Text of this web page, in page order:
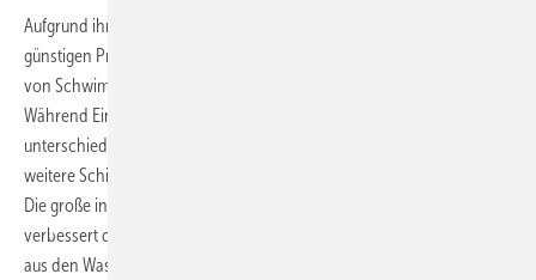
Aufgrund ihrer robusten Eigenschaften und ihres vergleichsweise
günstigen Preises sind Ein- und Mehrschichtfilter für die Aufbereitung
von Schwimmbadwasser mit Abstand am weitesten verbreitet.
Während Einschichtfilter lediglich aus Quarzkies oder Sand in
unterschiedlicher Körnung bestehen, besitzen Mehrschichtfilter
weitere Schichten aus Bims, Lava, Filterkoksen oder Anthrazitkohle.
Die große innere Oberfläche dieser zusätzlichen aktiven Schichten
verbessert die Reinigungsleistung, sodass auch Reaktionsprodukte
aus den Wasserinhaltsstoffen mit Desinfektions- und